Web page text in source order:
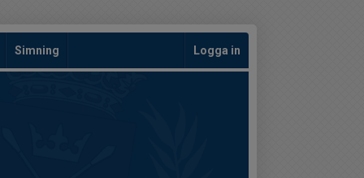
Simning Logga in